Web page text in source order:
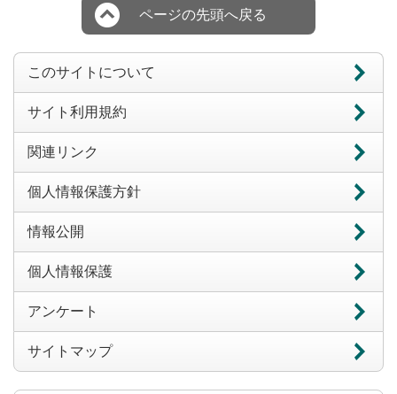
ページの先頭へ戻る
このサイトについて
サイト利用規約
関連リンク
個人情報保護方針
情報公開
個人情報保護
アンケート
サイトマップ